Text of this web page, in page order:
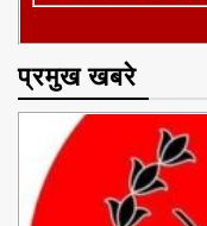
प्रमुख खबरे